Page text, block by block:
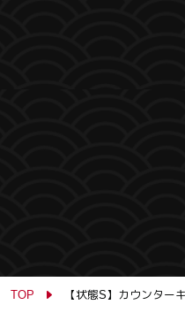
TOP 【状態S】カウンター